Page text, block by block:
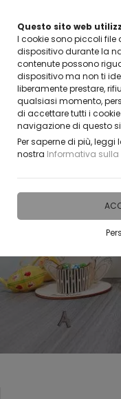
Questo sito web
I cookie sono piccoli file
dispositivo durante la
contenute possono
dispositivo ma non ti
liberamente prestare,
qualsiasi momento,
di accettare tutti i
navigazione di questo
Per saperne di più, leggi
nostra Informativa
Home IDEE E REGALI